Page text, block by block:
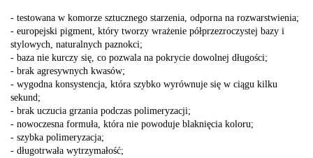
- testowana w komorze sztucznego starzenia, odporna na rozwarstwienia;
- europejski pigment, który tworzy wrażenie półprzezroczystej bazy i
stylowych, naturalnych paznokci;
- baza nie kurczy się, co pozwala na pokrycie dowolnej długości;
- brak agresywnych kwasów;
- wygodna konsystencja, która szybko wyrównuje się w ciągu kilku
sekund;
- brak uczucia grzania podczas polimeryzacji;
- nowoczesna formuła, która nie powoduje blaknięcia koloru;
- szybka polimeryzacja;
- długotrwała wytrzymałość;